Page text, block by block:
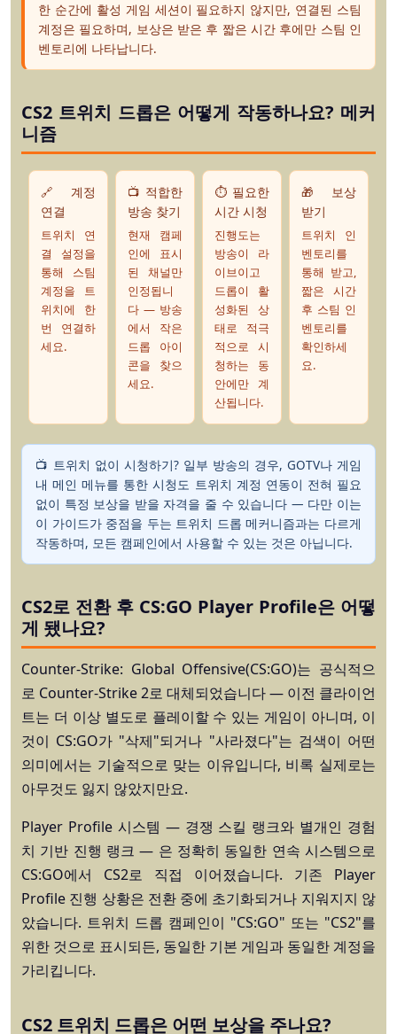
한 순간에 활성 게임 세션이 필요하지 않지만, 연결된 스팀
계정은 필요하며, 보상은 받은 후 짧은 시간 후에만 스팀 인
벤토리에 나타납니다.
CS2 트위치 드롭은 어떻게 작동하나요? 메커
니즘
🔗 계정
연결
트위치 연
결 설정을
통해 스팀
계정을 트
위치에 한
번 연결하
세요.
📺 적합한
방송 찾기
현재 캠페
인에 표시
된 채널만
인정됩니
다 — 방송
에서 작은
드롭 아이
콘을 찾으
세요.
⏱️ 필요한
시간 시청
진행도는
방송이 라
이브이고
드롭이 활
성화된 상
태로 적극
적으로 시
청하는 동
안에만 계
산됩니다.
🎁 보상
받기
트위치 인
벤토리를
통해 받고,
짧은 시간
후 스팀 인
벤토리를
확인하세
요.
📺 트위치 없이 시청하기? 일부 방송의 경우, GOTV나 게임
내 메인 메뉴를 통한 시청도 트위치 계정 연동이 전혀 필요
없이 특정 보상을 받을 자격을 줄 수 있습니다 — 다만 이는
이 가이드가 중점을 두는 트위치 드롭 메커니즘과는 다르게
작동하며, 모든 캠페인에서 사용할 수 있는 것은 아닙니다.
CS2로 전환 후 CS:GO Player Profile은 어떻
게 됐나요?
Counter-Strike: Global Offensive(CS:GO)는 공식적으
로 Counter-Strike 2로 대체되었습니다 — 이전 클라이언
트는 더 이상 별도로 플레이할 수 있는 게임이 아니며, 이
것이 CS:GO가 "삭제"되거나 "사라졌다"는 검색이 어떤
의미에서는 기술적으로 맞는 이유입니다, 비록 실제로는
아무것도 잃지 않았지만요.
Player Profile시스템 — 경쟁 스킬 랭크와 별개인 경험
치 기반 진행 랭크 — 은 정확히 동일한 연속 시스템으로
CS:GO에서 CS2로 직접 이어졌습니다. 기존 Player
Profile 진행 상황은 전환 중에 초기화되거나 지워지지 않
았습니다. 트위치 드롭 캠페인이 "CS:GO" 또는 "CS2"를
위한 것으로 표시되든, 동일한 기본 게임과 동일한 계정을
가리킵니다.
CS2 트위치 드롭은 어떤 보상을 주나요?